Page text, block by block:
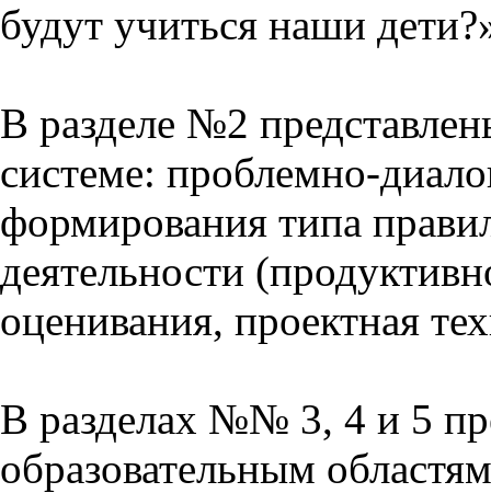
будут учиться наши
В разделе №2
системе: проблемно-
формирования типа
деятельности
оценивания, проектная
В разделах №№ 3, 4 и 5
образовательным